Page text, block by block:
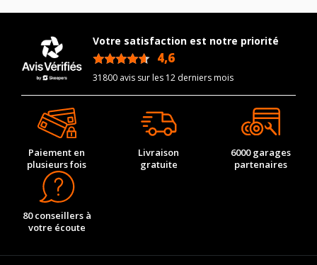
Votre satisfaction est notre priorité
4,6
31800 avis sur les 12 derniers mois
Paiement en
plusieurs fois
Livraison
gratuite
6000 garages
partenaires
80 conseillers à
votre écoute